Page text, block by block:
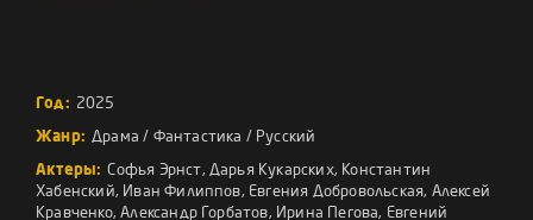
Год: 2025
Жанр: Драма / Фантастика / Русский
Актеры: Софья Эрнст, Дарья Кукарских, Константин
Хабенский, Иван Филиппов, Евгения Добровольская, Алексей
Кравченко,Александр Горбатов, Ирина Пегова, Евгений